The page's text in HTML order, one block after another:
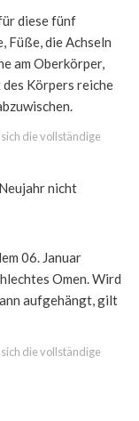
diese fünf
Füße, die Achseln
am Oberkörper,
Körpers reiche
sich die vollständige
nicht
06. Januar
Omen. Wird
aufgehängt, gilt
sich die vollständige